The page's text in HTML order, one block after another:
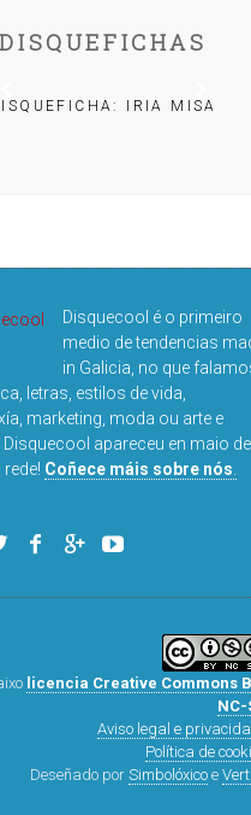
DISQUEFICHAS
IRIA MISA
Disquecool é o primeiro
medio de tendencias
in Galicia, no que
letras, estilos de vida,
marketing, moda ou arte e
Disquecool apareceu en maio de
Coñece máis sobre nós
licencia Creative Commons
NC-
Aviso legal e
Política de
Deseñado por Simbolóxicoe